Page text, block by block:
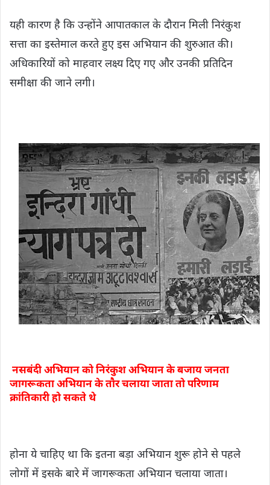
यही कारण है कि उन्होंने आपातकाल के दौरान मिली निरंकुश
सत्ता का इस्तेमाल करते हुए इस अभियान की शुरुआत की।
अधिकारियों को माहवार लक्ष्य दिए गए और उनकी प्रतिदिन
समीक्षा की जाने लगी।
नसबंदी अभियान को निरंकुश अभियान के बजाय जनता
जागरूकता अभियान के तौर चलाया जाता तो परिणाम
क्रांतिकारी हो सकते थे
होना ये चाहिए था कि इतना बड़ा अभियान शुरू होने से पहले
लोगों में इसके बारे में जागरूकता अभियान चलाया जाता।